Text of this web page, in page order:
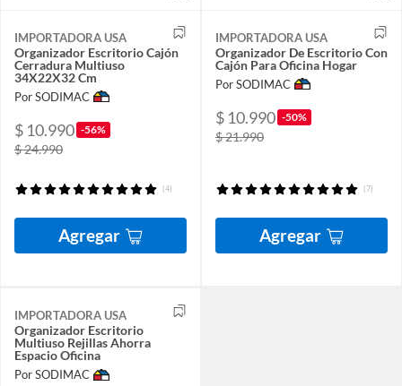
IMPORTADORA USA
Organizador Escritorio Cajón
Cerradura Multiuso
34X22X32 Cm
Por SODIMAC
$ 10.990 -56%
$ 24.990
(4)
Agregar
IMPORTADORA USA
Organizador De Escritorio Con
Cajón Para Oficina Hogar
Por SODIMAC
$ 10.990 -50%
$ 21.990
(7)
Agregar
IMPORTADORA USA
Organizador Escritorio
Multiuso Rejillas Ahorra
Espacio Oficina
Por SODIMAC